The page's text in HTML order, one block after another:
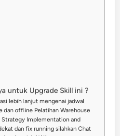
untuk Upgrade Skill ini ?
lebih lanjut mengenai jadwal
dan offline Pelatihan Warehouse
Strategy Implementation and
dan fix running silahkan Chat